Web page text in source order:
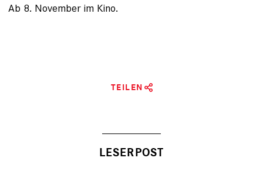
Ab 8. November im Kino.
TEILEN